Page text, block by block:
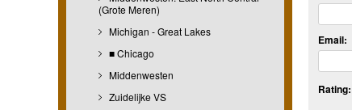
(Grote Meren)
Michigan - Great Lakes
■ Chicago
Middenwesten
Zuidelijke VS
Email:
Rating: